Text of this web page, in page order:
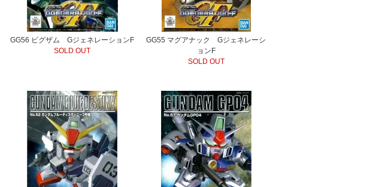
GG56 ビグザム GジェネレーションF
SOLD OUT
GG55 マグアナック Gジェネレーシ
ョンF
SOLD OUT